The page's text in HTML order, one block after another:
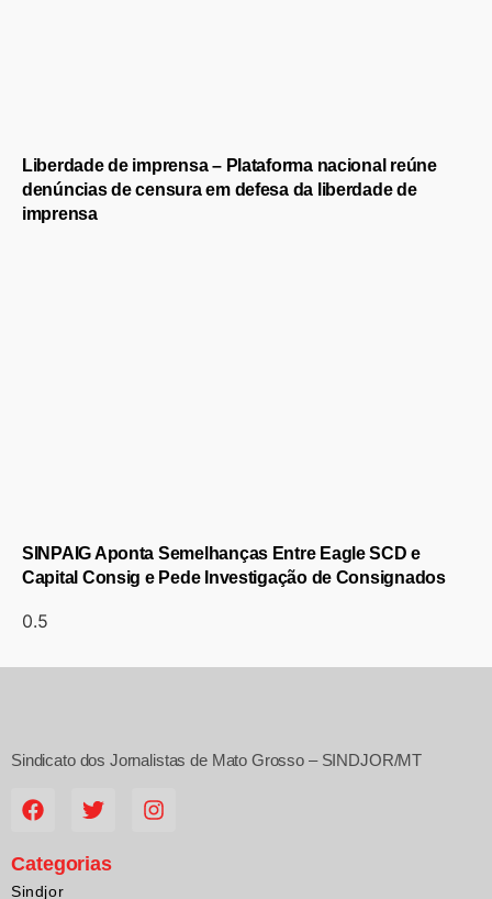
Liberdade de imprensa – Plataforma nacional reúne
denúncias de censura em defesa da liberdade de
imprensa
SINPAIG Aponta Semelhanças Entre Eagle SCD e
Capital Consig e Pede Investigação de Consignados
Sindicato dos Jornalistas de Mato Grosso – SINDJOR/MT
Categorias
Sindjor